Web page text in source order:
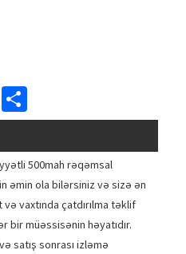
LinkedIn
500mah rəqəmsal
əmin ola bilərsiniz və sizə ən
və vaxtında çatdırılma təklif
bir müəssisənin həyatıdır.
satış sonrası izləmə